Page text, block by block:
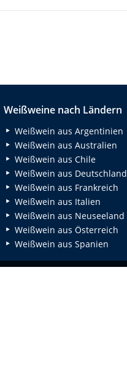
Weißweine nach Ländern
Weißwein aus Argentinien
Weißwein aus Australien
Weißwein aus Chile
Weißwein aus Deutschland
Weißwein aus Frankreich
Weißwein aus Italien
Weißwein aus Neuseeland
Weißwein aus Österreich
Weißwein aus Spanien